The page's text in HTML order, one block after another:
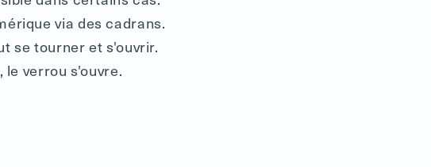
via des cadrans.
se tourner et s'ouvrir.
verrou s'ouvre.